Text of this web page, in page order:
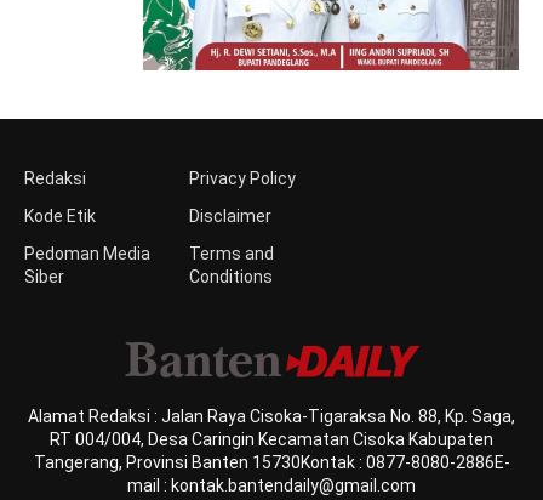
Redaksi
Kode Etik
Pedoman Media
Siber
Privacy Policy
Disclaimer
Terms and
Conditions
Alamat Redaksi : Jalan Raya Cisoka-Tigaraksa No. 88, Kp. Saga,
RT 004/004, Desa Caringin Kecamatan Cisoka Kabupaten
Tangerang, Provinsi Banten 15730Kontak : 0877-8080-2886E-
mail : kontak.bantendaily@gmail.com